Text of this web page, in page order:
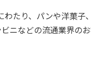
たり、パンや洋菓
ニなどの流通業界の